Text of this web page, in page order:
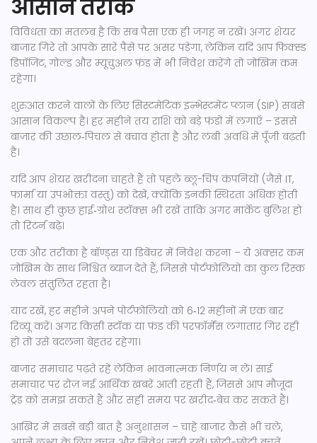
आसान तरीके
विविधता का मतलब है कि सब पैसा एक ही जगह न रखें। अगर शेयर
बाजार गिरे तो आपके सारे पैसे पर असर पड़ेगा, लेकिन यदि आप फिक्स्ड
डिपॉजिट, गोल्ड और म्यूचुअल फ़ंड में भी निवेश करेंगे तो जोखिम कम
रहेगा।
शुरुआत करने वालों के लिए सिस्टमेटिक इन्भेस्टमेंट प्लान (SIP) सबसे
आसान विकल्प है। हर महीने तय राशि को बड़े फंडों में लगाएँ – इससे
बाजार की उछाल‑पिचल से बचाव होता है और लंबी अवधि में पूँजी बढ़ती
है।
यदि आप शेयर खरीदना चाहते हैं तो पहले ब्लू-चिप कंपनियों (जैसे IT,
फार्मा या उपभोक्ता वस्तु) को देखें, क्योंकि इनकी स्थिरता अधिक होती
है। साथ ही कुछ हाई‑ग्रोथ स्टॉक्स भी रखें ताकि अगर मार्केट बुलिश हो
तो रिटर्न बढ़े।
एक और तरीका है बॉण्ड्स या डिबेंचर में निवेश करना – ये अक्सर कम
जोखिम के साथ निश्चित ब्याज देते हैं, जिससे पोर्टफोलियो का कुल रिस्क
लेवल संतुलित रहता है।
याद रखें, हर महीने अपने पोर्टफोलियो को 6‑12 महीनों में एक बार
रिव्यू करें। अगर किसी स्टॉक या फ़ंड की परफ़ॉर्मेंस लगातार गिर रही
हो तो उसे बदलना बेहतर रहेगा।
बाजार समाचार पढ़ते रहें लेकिन भावनात्मक निर्णय न लें। साई
समाचार पर रोज़ नई आर्थिक खबरें आती रहती हैं, जिससे आप मौजूदा
ट्रेंड को समझ सकते हैं और सही समय पर खरीद‑बेच कर सकते हैं।
आखिर में सबसे बड़ी बात है अनुशासन – चाहे बाजार कैसे भी चले,